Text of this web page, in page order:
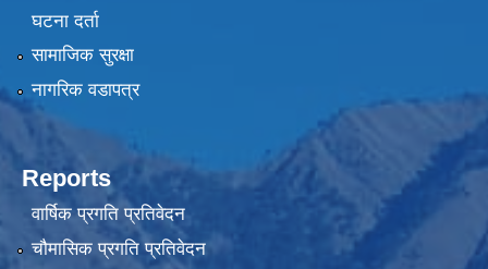
घटना दर्ता
सामाजिक सुरक्षा
नागरिक वडापत्र
Reports
वार्षिक प्रगति प्रतिवेदन
चौमासिक प्रगति प्रतिवेदन